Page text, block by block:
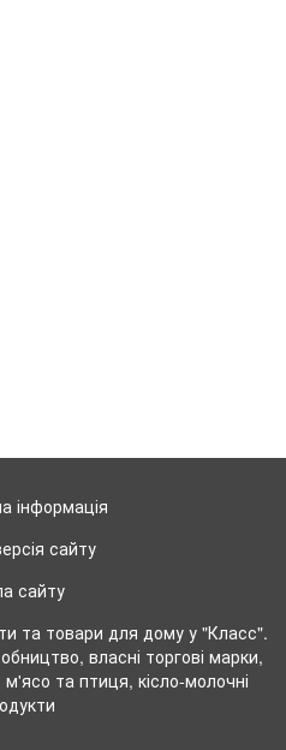
інформація
сайту
сайту
та товари для дому у "Класс".
власні торгові марки,
м'ясо та птиця, кісло-молочні